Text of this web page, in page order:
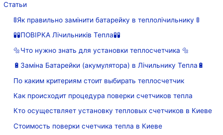
Статьи
🚦Як правильно замінити батарейку в теплолічильнику 🚦
🧪🧪ПОВІРКА Лічильників Тепла🧪🧪
🔩Что нужно знать для установки теплосчетчика 🔩
🔋Заміна Батарейки (акумулятора) в Лічильнику Тепла🔋
По каким критериям стоит выбирать теплосчетчик
Как происходит процедура поверки счетчиков тепла
Кто осуществляет установку тепловых счетчиков в Киеве
Стоимость поверки счетчика тепла в Киеве